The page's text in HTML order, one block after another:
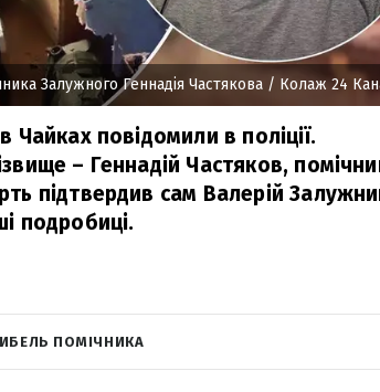
Залужного Геннадія Частякова / Колаж 24
Чайках повідомили в поліції.
– Геннадій Частяков,
підтвердив сам Валерій
подробиці.
ПОМІЧНИКА